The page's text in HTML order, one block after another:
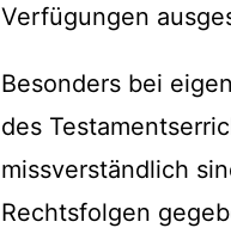
Verfügungen
Besonders bei
des
missverständlich
Rechtsfolgen